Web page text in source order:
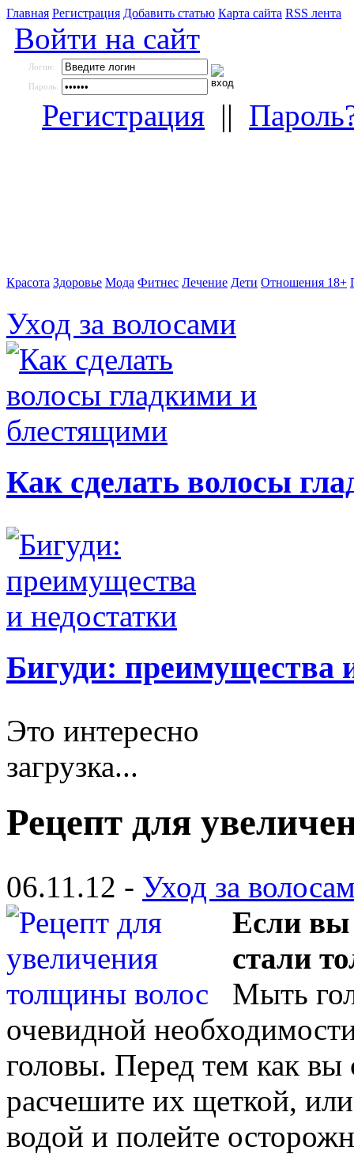
Главная Регистрация Добавить статью Карта сайта RSS лента
Войти на сайт
Логин:
Пароль:
Регистрация ||
Красота Здоровье Мода Фитнес Лечение Дети Отношения 18+
Уход за волосами
Как сделать волосы
Бигуди: преимущества
Это интересно
загрузка...
Рецепт для
06.11.12 - Уход за
Если вы
стали
Мыть
очевидной
головы. Перед тем как
расчешите их щеткой,
водой и полейте